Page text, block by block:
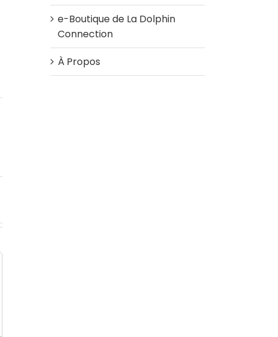
e-Boutique de La Dolphin
Connection
À Propos